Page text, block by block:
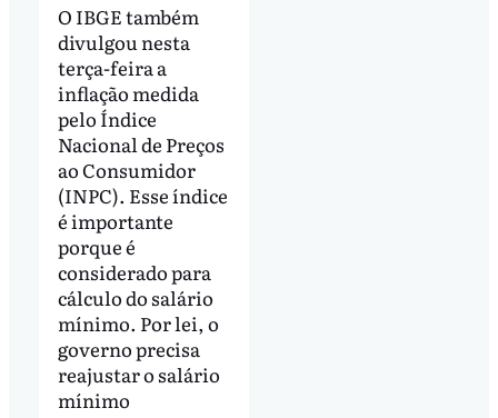
O IBGE também
divulgou nesta
terça-feira a
inflação medida
pelo Índice
Nacional de Preços
ao Consumidor
(INPC). Esse índice
é importante
porque é
considerado para
cálculo do salário
mínimo. Por lei, o
governo precisa
reajustar o salário
mínimo